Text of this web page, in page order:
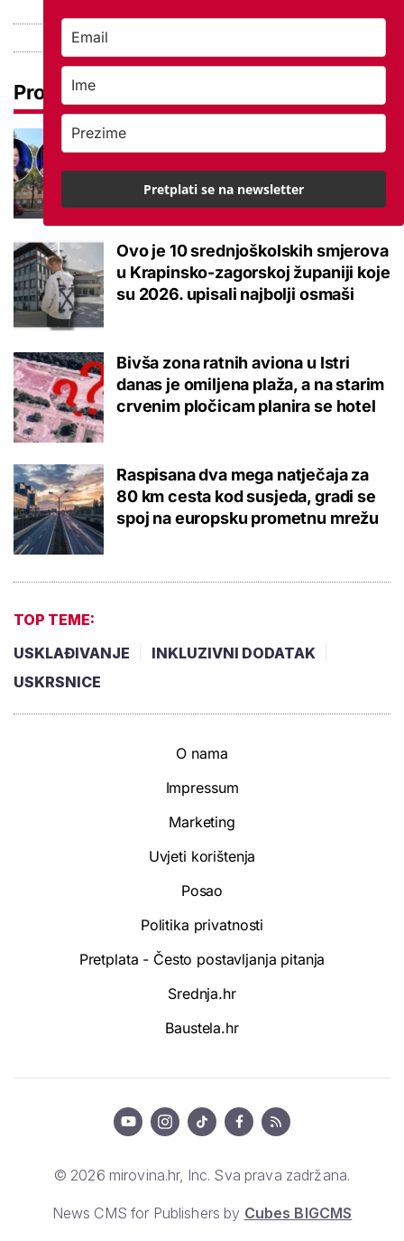
Pročitaj još
Ovo je 5 mana života u
brucoš mora naviknuti
Ovo je 10 srednjoškolskih smjerova
u Krapinsko-zagorskoj županiji koje
su 2026. upisali najbolji osmaši
Bivša zona ratnih aviona u Istri
danas je omiljena plaža, a na starim
crvenim pločicam planira se hotel
Raspisana dva mega natječaja za
80 km cesta kod susjeda, gradi se
spoj na europsku prometnu mrežu
TOP TEME:
USKLAĐIVANJE
INKLUZIVNI DODATAK
USKRSNICE
O nama
Impressum
Marketing
Uvjeti korištenja
Posao
Politika privatnosti
Pretplata - Često postavljanja pitanja
Srednja.hr
Baustela.hr
© 2026 mirovina.hr, Inc. Sva prava zadržana.
News CMS for Publishers by Cubes BIGCMS
Pretplati se na newsletter